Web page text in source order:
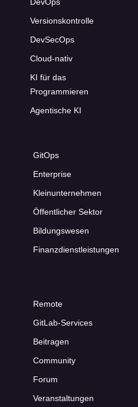
Versionskontrolle
DevSecOps
Cloud-nativ
KI für das
Programmieren
Agentische KI
GitOps
Enterprise
Kleinunternehmen
Öffentlicher Sektor
Bildungswesen
Finanzdienstleistungen
Remote
GitLab-Services
Beitragen
Community
Forum
Veranstaltungen